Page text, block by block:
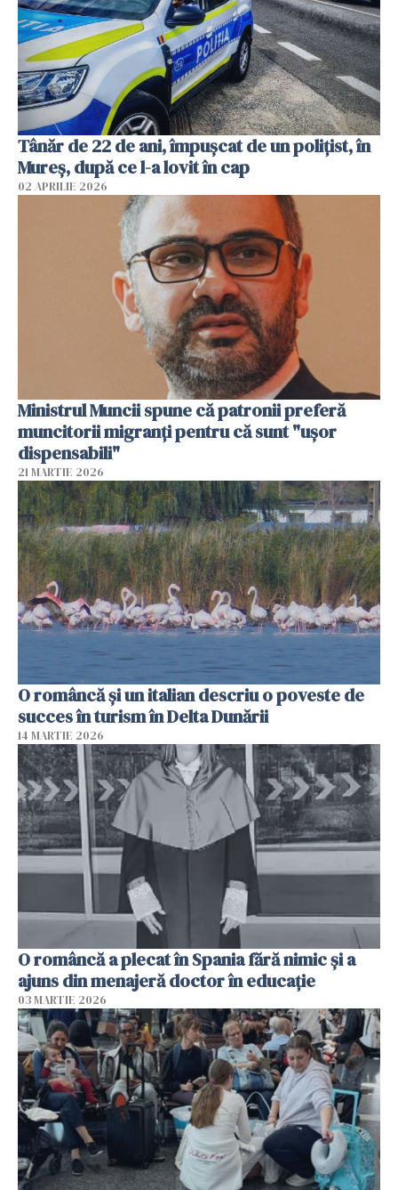
Tânăr de 22 de ani, împușcat de un polițist, în
Mureș, după ce l-a lovit în cap
02 APRILIE 2026
Ministrul Muncii spune că patronii preferă
muncitorii migranți pentru că sunt "uşor
dispensabili"
21 MARTIE 2026
O româncă și un italian descriu o poveste de
succes în turism în Delta Dunării
14 MARTIE 2026
O româncă a plecat în Spania fără nimic și a
ajuns din menajeră doctor în educație
03 MARTIE 2026